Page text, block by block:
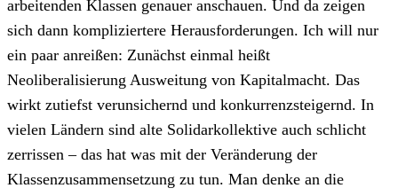
arbeitenden Klassen genauer anschauen. Und da zeigen
sich dann kompliziertere Herausforderungen. Ich will nur
ein paar anreißen: Zunächst einmal heißt
Neoliberalisierung Ausweitung von Kapitalmacht. Das
wirkt zutiefst verunsichernd und konkurrenzsteigernd. In
vielen Ländern sind alte Solidarkollektive auch schlicht
zerrissen – das hat was mit der Veränderung der
Klassenzusammensetzung zu tun. Man denke an die